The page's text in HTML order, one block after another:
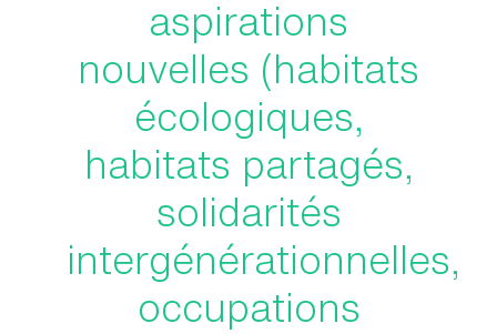
aspirations
nouvelles (habitats
écologiques,
habitats partagés,
solidarités
intergénérationnelles,
occupations